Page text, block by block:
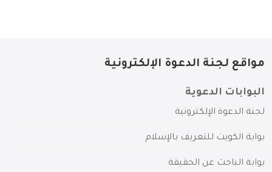
مواقع لجنة الدعوة الإلكترونية
البوابات الدعوية
لجنة الدعوة الإلكترونية
بوابة الكويت للتعريف بالإسلام
بوابة الباحث عن الحقيقة